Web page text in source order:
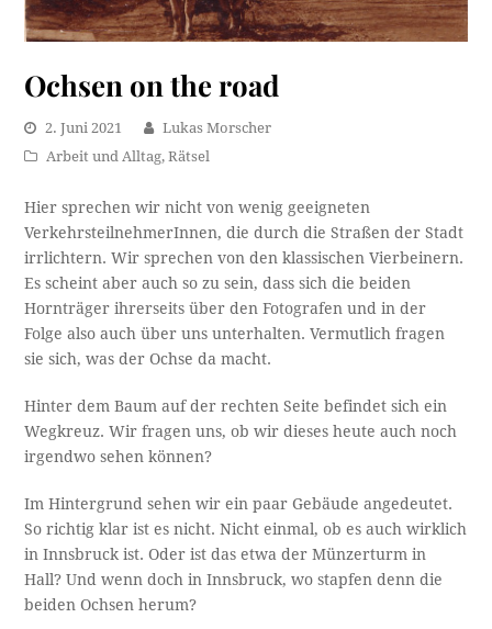
Ochsen on the road
2. Juni 2021
Lukas Morscher
Arbeit und Alltag,Rätsel
Hier sprechen wir nicht von wenig geeigneten
VerkehrsteilnehmerInnen, die durch die Straßen der Stadt
irrlichtern. Wir sprechen von den klassischen Vierbeinern.
Es scheint aber auch so zu sein, dass sich die beiden
Hornträger ihrerseits über den Fotografen und in der
Folge also auch über uns unterhalten. Vermutlich fragen
sie sich, was der Ochse da macht.
Hinter dem Baum auf der rechten Seite befindet sich ein
Wegkreuz. Wir fragen uns, ob wir dieses heute auch noch
irgendwo sehen können?
Im Hintergrund sehen wir ein paar Gebäude angedeutet.
So richtig klar ist es nicht. Nicht einmal, ob es auch wirklich
in Innsbruck ist. Oder ist das etwa der Münzerturm in
Hall? Und wenn doch in Innsbruck, wo stapfen denn die
beiden Ochsen herum?